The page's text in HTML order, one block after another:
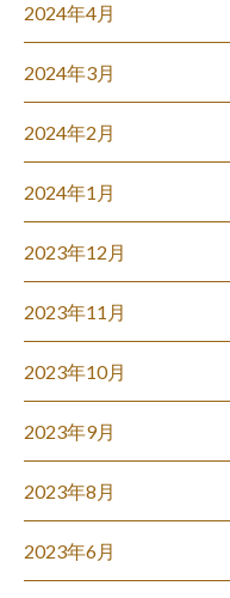
2024年4月
2024年3月
2024年2月
2024年1月
2023年12月
2023年11月
2023年10月
2023年9月
2023年8月
2023年6月